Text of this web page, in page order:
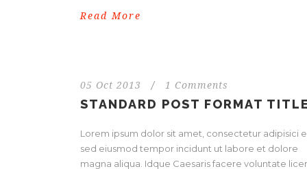
Read More
05 Oct 2013 / 1 Comments
STANDARD POST FORMAT TITLE
Lorem ipsum dolor sit amet, consectetur adipisici
sed eiusmod tempor incidunt ut labore et dolore
magna aliqua. Idque Caesaris facere voluntate